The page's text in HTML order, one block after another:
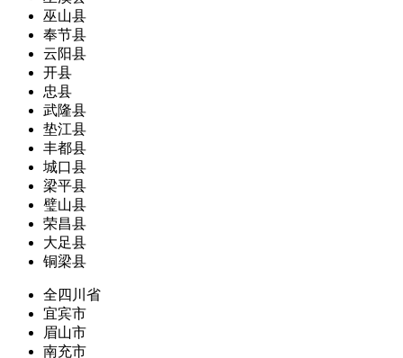
巫山县
奉节县
云阳县
开县
忠县
武隆县
垫江县
丰都县
城口县
梁平县
璧山县
荣昌县
大足县
铜梁县
全四川省
宜宾市
眉山市
南充市